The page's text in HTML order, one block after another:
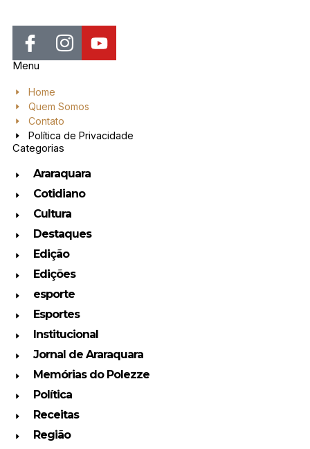
Menu
Home
Quem Somos
Contato
Política de Privacidade
Categorias
Araraquara
Cotidiano
Cultura
Destaques
Edição
Edições
esporte
Esportes
Institucional
Jornal de Araraquara
Memórias do Polezze
Política
Receitas
Região